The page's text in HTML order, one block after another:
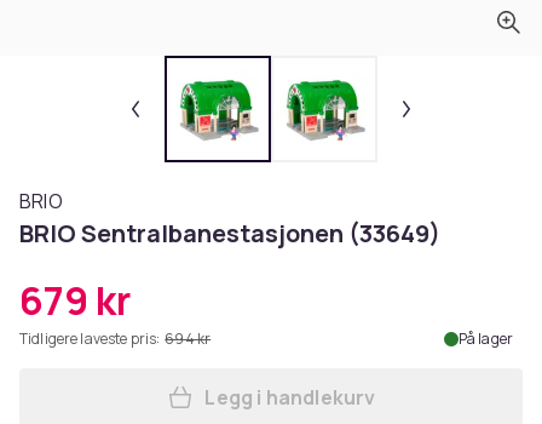
BRIO
BRIO Sentralbanestasjonen (33649)
679 kr
Tidligere laveste pris: 694 kr På lager
Legg BRIO
Legg i handlekurv